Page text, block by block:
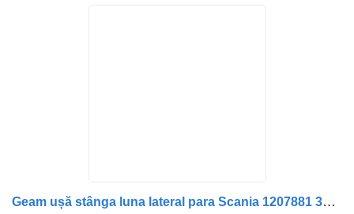
Geam ușă stânga luna lateral para Scania 1207881 3125 camión